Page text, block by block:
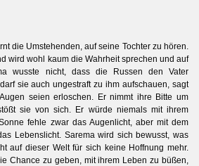
die Umstehenden, auf seine Tochter zu hören.
wird wohl kaum die Wahrheit sprechen und auf
wusste nicht, dass die Russen den Vater
sie auch ungestraft zu ihm aufschauen, sagt
seien erloschen. Er nimmt ihre Bitte um
sie von sich. Er würde niemals mit ihrem
fehle zwar das Augenlicht, aber mit dem
Lebenslicht. Sarema wird sich bewusst, was
auf dieser Welt für sich keine Hoffnung mehr.
Chance zu geben, mit ihrem Leben zu büßen,